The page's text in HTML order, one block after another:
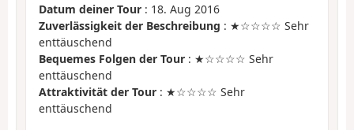
Datum deiner Tour : 18. Aug 2016
Zuverlässigkeit der Beschreibung : ★☆☆☆☆ Sehr
enttäuschend
Bequemes Folgen der Tour : ★☆☆☆☆ Sehr
enttäuschend
Attraktivität der Tour : ★☆☆☆☆ Sehr
enttäuschend